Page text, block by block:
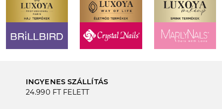
INGYENES SZÁLLÍTÁS
24.990 FT FELETT